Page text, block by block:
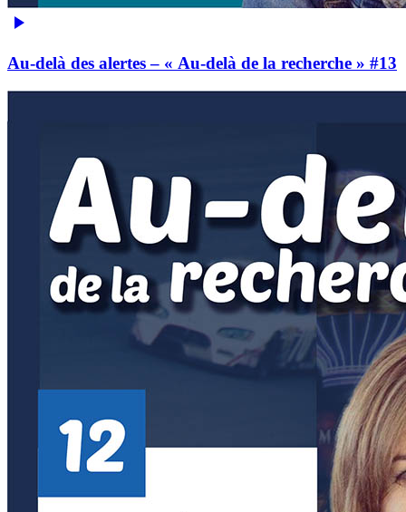
Au-delà des alertes – « Au-delà de la recherche » #13